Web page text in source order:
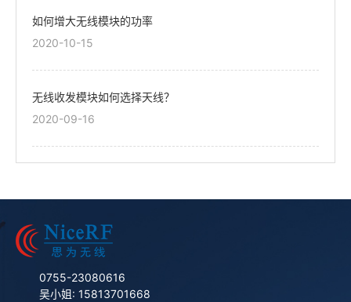
如何增大无线模块的功率
2020-10-15
无线收发模块如何选择天线？
2020-09-16
0755-23080616
吴小姐: 15813701668